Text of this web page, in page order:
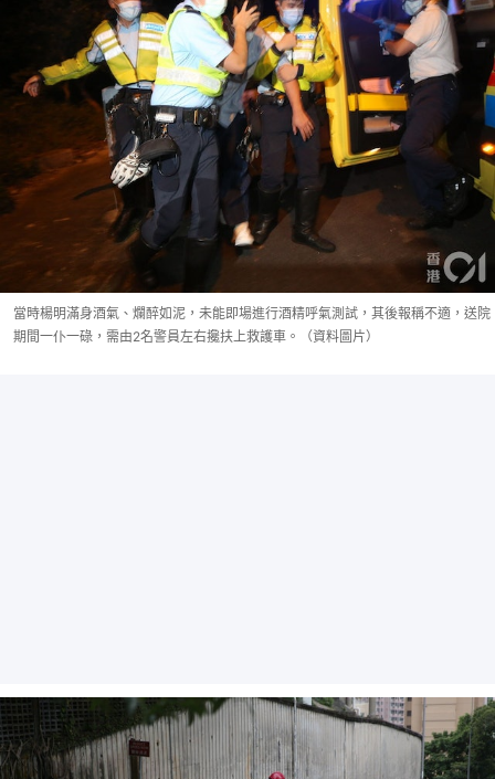
當時楊明滿身酒氣、爛醉如泥，未能即場進行酒精呼氣測試，其後報稱不適，送院
期間一仆一碌，需由2名警員左右攙扶上救護車。（資料圖片）